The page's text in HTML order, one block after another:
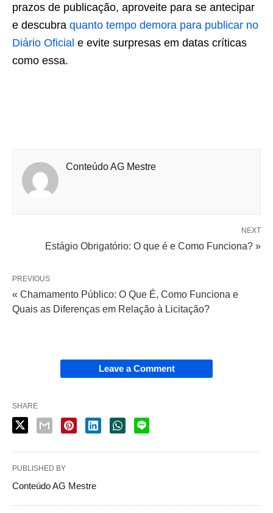
prazos de publicação, aproveite para se antecipar
e descubra quanto tempo demora para publicar no
Diário Oficial e evite surpresas em datas críticas
como essa.
Conteúdo AG Mestre
NEXT
Estágio Obrigatório: O que é e Como Funciona? »
PREVIOUS
« Chamamento Público: O Que É, Como Funciona e
Quais as Diferenças em Relação à Licitação?
Leave a Comment
SHARE
PUBLISHED BY
Conteúdo AG Mestre